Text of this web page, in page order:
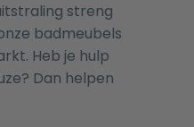
streng
badmeubels
Heb je hulp
Dan helpen